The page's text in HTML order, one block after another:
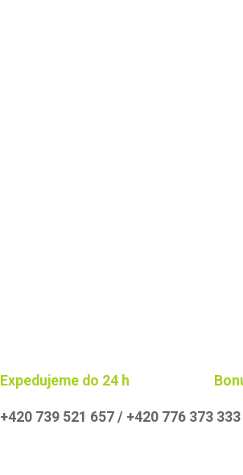
Expedujeme do 24 h
+420 739 521 657 / +420 776 373 333